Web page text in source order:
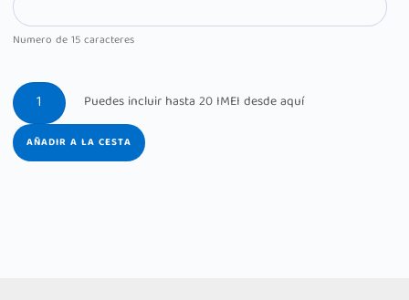
Numero de 15 caracteres
AÑADIR A LA CESTA